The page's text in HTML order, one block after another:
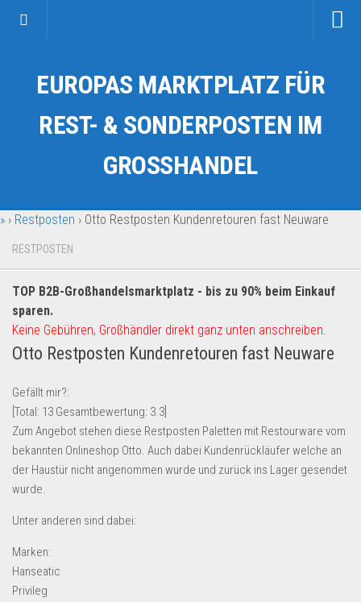
Kategorien
Auto & Motorrad
Fahrzeuge & Transport
Garten & Werkzeug
Geschäft, Büro & Schreibwaren
Geschenkartikel
Handy und Smartphone
Kosmetik & Pflege
Multimedia & Elektro
Münzen
Spielzeug & Games
Sport & Freizeit
Wohnen & Einrichten
Restposten-Angebote
EUROPAS MARKTPLATZ FÜR
REST- & SONDERPOSTEN IM
GROSSHANDEL
» › Restposten › Otto Restposten Kundenretouren fast Neuware
RESTPOSTEN
TOP B2B-Großhandelsmarktplatz - bis zu 90% beim Einkauf
sparen.
Keine Gebühren, Großhändler direkt ganz unten anschreiben.
Otto Restposten Kundenretouren fast Neuware
Gefällt mir?:
[Total: 13 Gesamtbewertung: 3.3
Zum Angebot stehen diese Restposten Paletten mit Restourware vom
bekannten Onlineshop Otto. Auch dabei Kundenrückläufer welche an
der Haustür nicht angenommen wurde und zurück ins Lager gesendet
wurde.
Unter anderen sind dabei:
Marken:
Hanseatic
Privileg